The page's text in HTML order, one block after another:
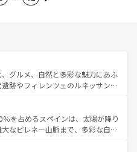
グルメ、自然と多彩な魅力にあふ
遺跡やフィレンツェのルネッサンス
い田園風景やアマルフィ海岸の絶
せない。観光の合間には、本場の
のイタリア料理を堪能することも
を占めるスペインは、太陽が降り
なピレネー山脈まで、多彩な自然